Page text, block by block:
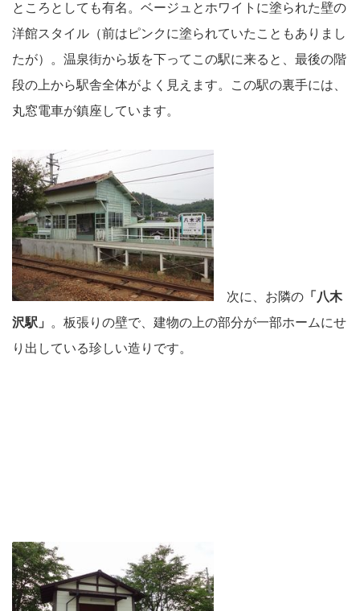
ところとしても有名。ベージュとホワイトに塗られた壁の
洋館スタイル（前はピンクに塗られていたこともありまし
たが）。温泉街から坂を下ってこの駅に来ると、最後の階
段の上から駅舎全体がよく見えます。この駅の裏手には、
丸窓電車が鎮座しています。
次に、お隣の 「八木
沢駅」
。板張りの壁で、建物の上の部分が一部ホームにせ
り出している珍しい造りです。